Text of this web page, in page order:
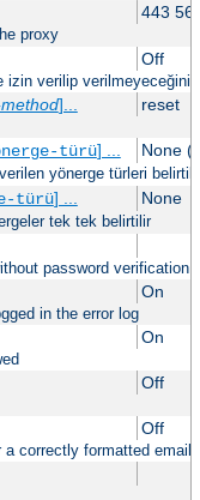
443
proxy
Off
izin verilip verilmeyeceğini
]... reset
türü] ... None
yönerge türleri
türü] ... None
tek tek belirtilir
password verification
On
in the error log
On
Off
Off
correctly formatted email